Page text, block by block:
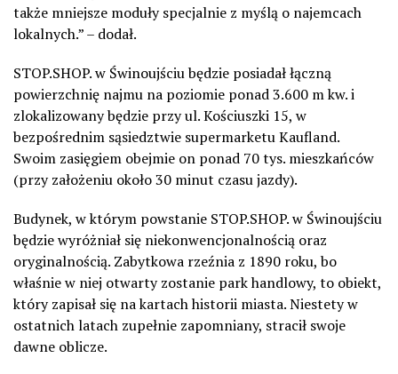
także mniejsze moduły specjalnie z myślą o najemcach
lokalnych.” – dodał.
STOP.SHOP. w Świnoujściu będzie posiadał łączną
powierzchnię najmu na poziomie ponad 3.600 m kw. i
zlokalizowany będzie przy ul. Kościuszki 15, w
bezpośrednim sąsiedztwie supermarketu Kaufland.
Swoim zasięgiem obejmie on ponad 70 tys. mieszkańców
(przy założeniu około 30 minut czasu jazdy).
Budynek, w którym powstanie STOP.SHOP. w Świnoujściu
będzie wyróżniał się niekonwencjonalnością oraz
oryginalnością. Zabytkowa rzeźnia z 1890 roku, bo
właśnie w niej otwarty zostanie park handlowy, to obiekt,
który zapisał się na kartach historii miasta. Niestety w
ostatnich latach zupełnie zapomniany, stracił swoje
dawne oblicze.